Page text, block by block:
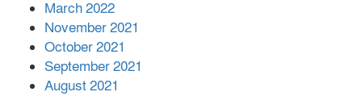
March 2022
November 2021
October 2021
September 2021
August 2021